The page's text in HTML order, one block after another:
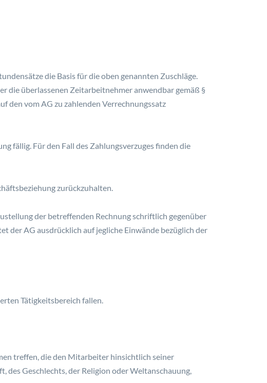
die Basis für die oben genannten Zuschläge.
die überlassenen Zeitarbeitnehmer anwendbar gemäß §
den vom AG zu zahlenden Verrechnungssatz
fällig. Für den Fall des Zahlungsverzuges finden die
zurückzuhalten.
der betreffenden Rechnung schriftlich gegenüber
der AG ausdrücklich auf jegliche Einwände bezüglich der
Tätigkeitsbereich fallen.
treffen, die den Mitarbeiter hinsichtlich seiner
des Geschlechts, der Religion oder Weltanschauung,